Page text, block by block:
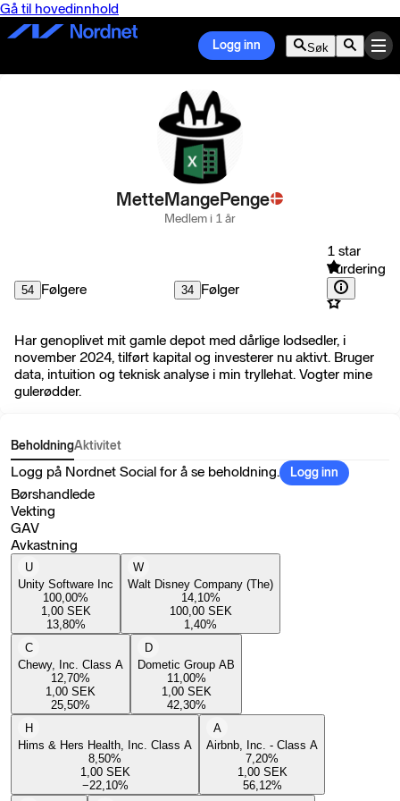
Gå til hovedinnhold
Logg inn Søk
MetteMangePenge
Medlem i 1 år
54 Følgere 34 Følger
1 star
Vurdering
Har genoplivet mit gamle depot med dårlige lodsedler, i
november 2024, tilført kapital og investerer nu aktivt. Bruger
data, intuition og teknisk analyse i min tryllehat. Vogter mine
gulerødder.
BeholdningAktivitet
Logg på Nordnet Social for å se beholdning. Logg inn
Børshandlede
Vekting
GAV
Avkastning
U
Unity Software Inc
100,00%
1,00 SEK
13,80%
W
Walt Disney Company (The)
14,10%
100,00 SEK
1,40%
C
Chewy, Inc. Class A
12,70%
1,00 SEK
25,50%
D
Dometic Group AB
11,00%
1,00 SEK
42,30%
H
Hims & Hers Health, Inc. Class A
8,50%
1,00 SEK
−22,10%
A
Airbnb, Inc. - Class A
7,20%
1,00 SEK
56,12%